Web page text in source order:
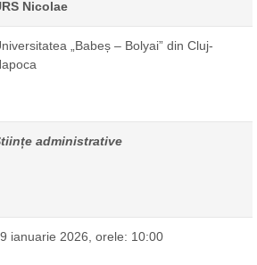
Nicolae
„Babeș – Bolyai” din Cluj-
administrative
ianuarie 2026, orele: 10:00